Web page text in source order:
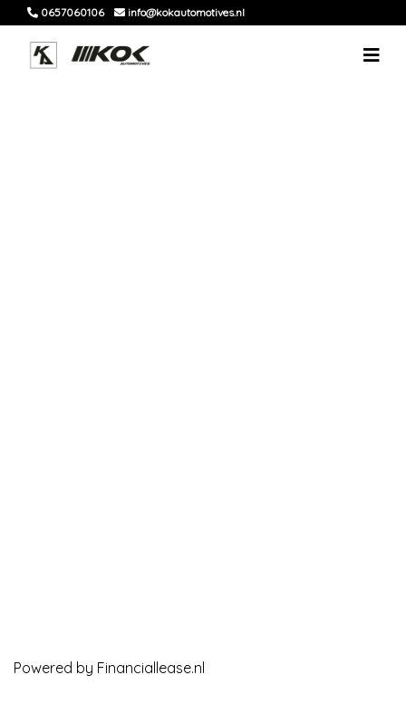
0657060106 info@kokautomotives.nl
Powered by Financiallease.nl